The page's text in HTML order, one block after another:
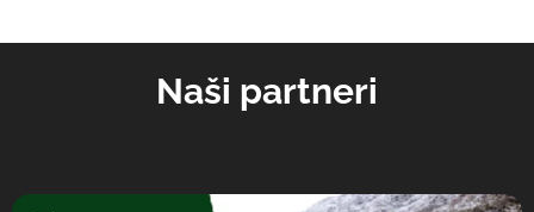
Naši partneri